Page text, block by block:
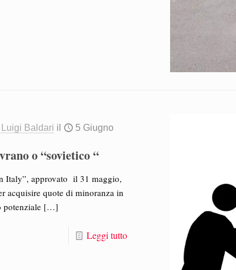
Baldari il
5 Giugno
o “sovietico “
Italy”, approvato il 31 maggio,
acquisire quote di minoranza in
potenziale […]
Leggi tutto